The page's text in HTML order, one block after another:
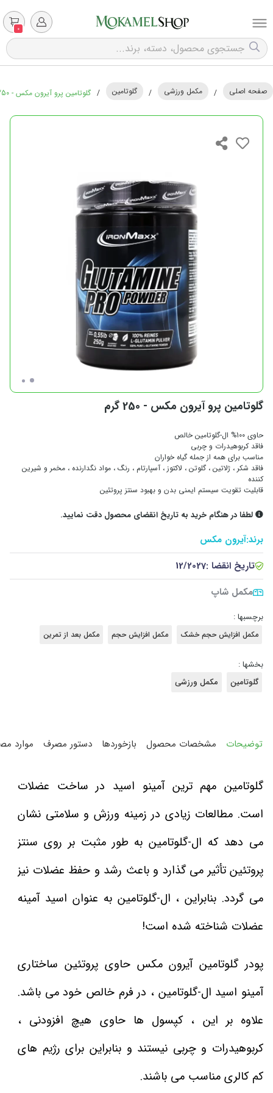
0
صفحه اصلی / مکمل ورزشی / گلوتامین / گلوتامین پرو آیرون مکس - 250 گرم
گلوتامین پرو آیرون مکس - 250 گرم
حاوی 100% ال-گلوتامین خالص
فاقد کربوهیدرات و چربی
مناسب برای همه از جمله گیاه خواران
فاقد شکر ، ژلاتین ، گلوتن ، لاکتوز ، آسپارتام ، رنگ ، مواد نگدارنده ، مخمر و شیرین
کننده
قابلیت تقویت سیستم ایمنی بدن و بهبود سنتز پروتئین
لطفا در هنگام خرید به تاریخ انقضای محصول دقت نمایید.
برند:آیرون مکس
تاریخ انقضا :12/2027
مکمل شاپ
برچسبها :
مکمل افزایش حجم خشک مکمل افزایش حجم مکمل بعد از تمرین
بخشها :
گلوتامین
مکمل ورزشی
توضیحات مشخصات محصول بازخوردها دستور مصرف موارد
گلوتامین مهم ترین آمینو اسید در ساخت عضلات
است. مطالعات زیادی در زمینه ورزش و سلامتی نشان
می دهد که ال-گلوتامین به طور مثبت بر روی سنتز
پروتئین تأثیر می گذارد و باعث رشد و حفظ عضلات نیز
می گردد. بنابراین ، ال-گلوتامین به عنوان اسید آمینه
عضلات شناخته شده است!
پودر گلوتامین آیرون مکس حاوی پروتئین ساختاری
آمینو اسید ال-گلوتامین ، در فرم خالص خود می باشد.
علاوه بر این ، کپسول ها حاوی هیچ افزودنی ،
کربوهیدرات و چربی نیستند و بنابراین برای رژیم های
کم کالری مناسب می باشند.